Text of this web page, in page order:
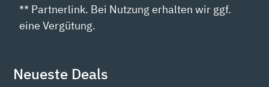
** Partnerlink. Bei Nutzung erhalten wir ggf.
eine Vergütung.
Neueste Deals